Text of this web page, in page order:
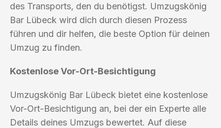
des Transports, den du benötigst. Umzugskönig
Bar Lübeck wird dich durch diesen Prozess
führen und dir helfen, die beste Option für deinen
Umzug zu finden.
Kostenlose Vor-Ort-Besichtigung
Umzugskönig Bar Lübeck bietet eine kostenlose
Vor-Ort-Besichtigung an, bei der ein Experte alle
Details deines Umzugs bewertet. Auf diese